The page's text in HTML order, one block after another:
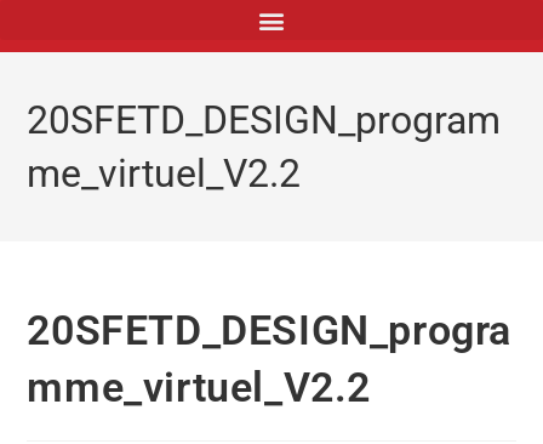
20SFETD_DESIGN_program
me_virtuel_V2.2
20SFETD_DESIGN_progra
mme_virtuel_V2.2